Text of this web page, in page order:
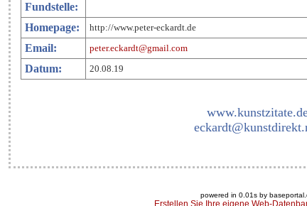
Fundstelle:
Homepage:
http://www.peter-eckardt.de
Email: peter.eckardt@gmail.com
Datum: 20.08.19
powered in 0.01s by
Erstellen Sie Ihre eigene Web-